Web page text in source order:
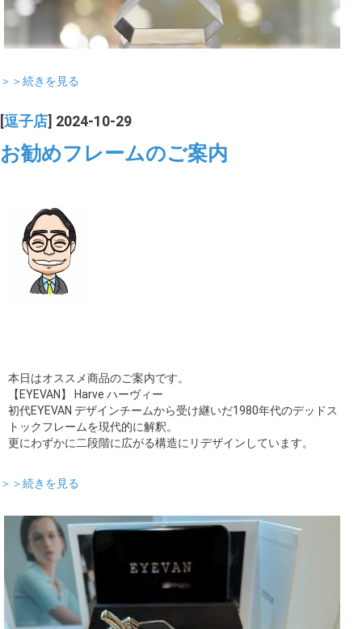
＞＞続きを見る
[逗子店] 2024-10-29
お勧めフレームのご案内
本日はオススメ商品のご案内です。
【EYEVAN】 Harve ハーヴィー
初代EYEVAN デザインチームから受け継いだ1980年代のデッドス
トックフレームを現代的に解釈。
更にわずかに二段階に広がる構造にリデザインしています。
＞＞続きを見る